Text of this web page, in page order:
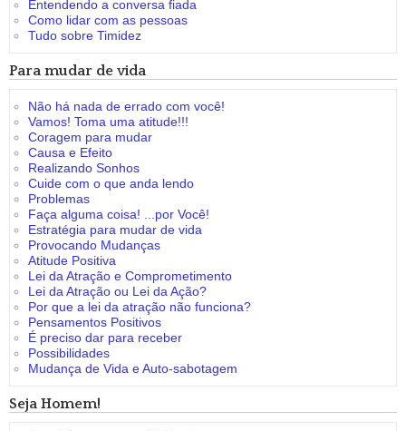
Entendendo a conversa fiada
Como lidar com as pessoas
Tudo sobre Timidez
Para mudar de vida
Não há nada de errado com você!
Vamos! Toma uma atitude!!!
Coragem para mudar
Causa e Efeito
Realizando Sonhos
Cuide com o que anda lendo
Problemas
Faça alguma coisa! ...por Você!
Estratégia para mudar de vida
Provocando Mudanças
Atitude Positiva
Lei da Atração e Comprometimento
Lei da Atração ou Lei da Ação?
Por que a lei da atração não funciona?
Pensamentos Positivos
É preciso dar para receber
Possibilidades
Mudança de Vida e Auto-sabotagem
Seja Homem!